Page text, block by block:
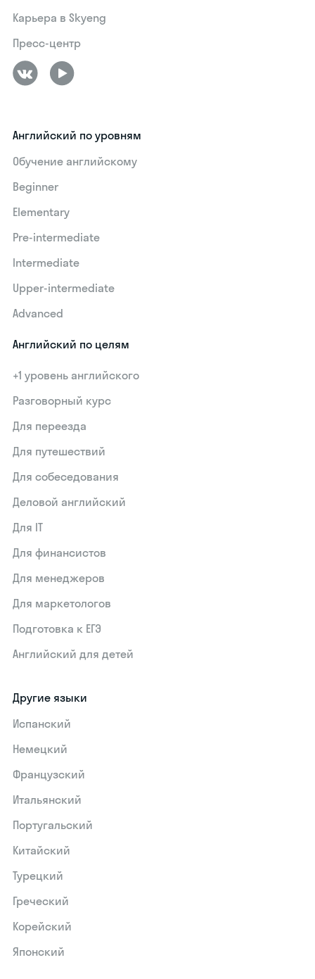
Карьера в Skyeng
Пресс-центр
Английский по уровням
Обучение английскому
Beginner
Elementary
Pre-intermediate
Intermediate
Upper-intermediate
Advanced
Английский по целям
+1 уровень английского
Разговорный курс
Для переезда
Для путешествий
Для собеседования
Деловой английский
Для IT
Для финансистов
Для менеджеров
Для маркетологов
Подготовка к ЕГЭ
Английский для детей
Другие языки
Испанский
Немецкий
Французский
Итальянский
Португальский
Китайский
Турецкий
Греческий
Корейский
Японский